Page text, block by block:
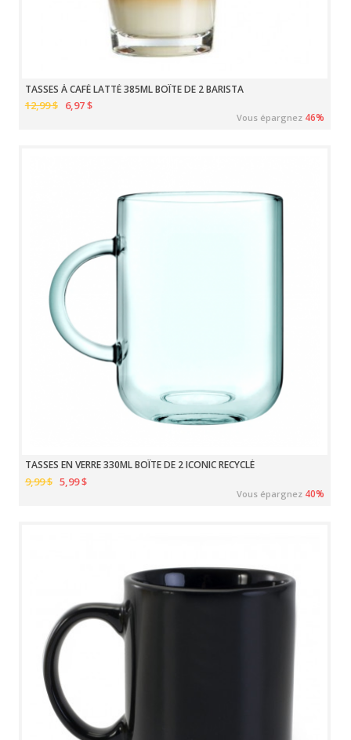
TASSES À CAFÉ LATTÉ 385ML BOÎTE DE 2 BARISTA
12,99 $ 6,97 $
Vous épargnez 46%
TASSES EN VERRE 330ML BOÎTE DE 2 ICONIC RECYCLÉ
9,99 $ 5,99 $
Vous épargnez 40%